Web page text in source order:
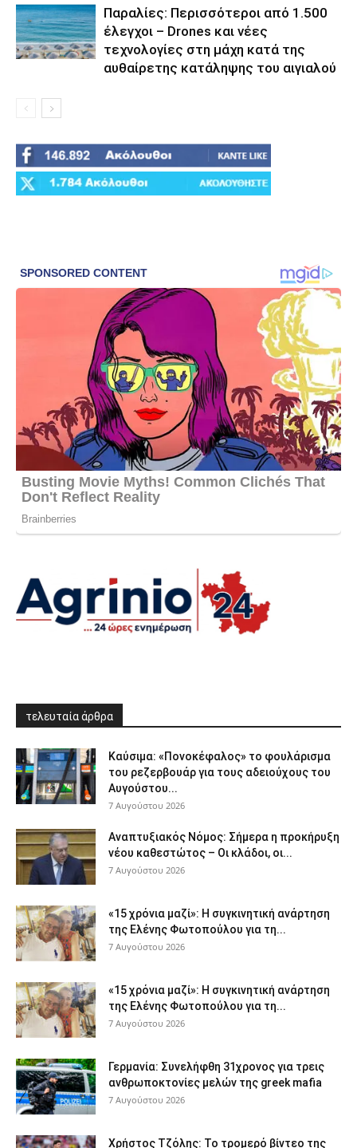
Παραλίες: Περισσότεροι από 1.500
έλεγχοι – Drones και νέες
τεχνολογίες στη μάχη κατά της
αυθαίρετης κατάληψης του αιγιαλού
τελευταία άρθρα
Καύσιμα: «Πονοκέφαλος» το φουλάρισμα
του ρεζερβουάρ για τους αδειούχους του
Αυγούστου...
7 Αυγούστου 2026
Αναπτυξιακός Νόμος: Σήμερα η προκήρυξη
νέου καθεστώτος – Οι κλάδοι, οι...
7 Αυγούστου 2026
«15 χρόνια μαζί»: Η συγκινητική ανάρτηση
της Ελένης Φωτοπούλου για τη...
7 Αυγούστου 2026
«15 χρόνια μαζί»: Η συγκινητική ανάρτηση
της Ελένης Φωτοπούλου για τη...
7 Αυγούστου 2026
Γερμανία: Συνελήφθη 31χρονος για τρεις
ανθρωποκτονίες μελών της greek mafia
7 Αυγούστου 2026
Χρήστος Τζόλης: Το τρομερό βίντεο της